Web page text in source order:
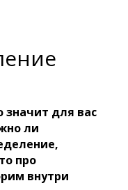
значит для вас
ли
про
внутри